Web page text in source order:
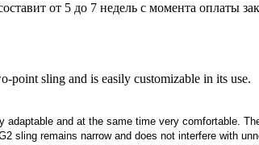
от 5 до 7 недель с момента оплаты
sling and is easily customizable in its use.
and at the same time very comfortable.
sling remains narrow and does not interfere with